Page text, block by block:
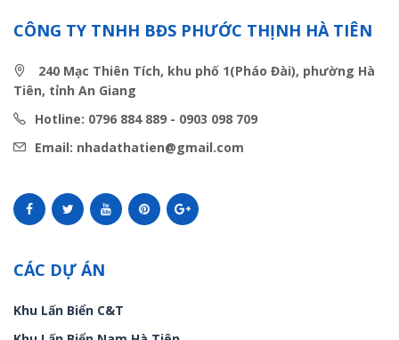
CÔNG TY TNHH BĐS PHƯỚC THỊNH HÀ TIÊN
240 Mạc Thiên Tích, khu phố 1(Pháo Đài), phường Hà
Tiên, tỉnh An Giang
Hotline: 0796 884 889 - 0903 098 709
Email: nhadathatien@gmail.com
CÁC DỰ ÁN
Khu Lấn Biển C&T